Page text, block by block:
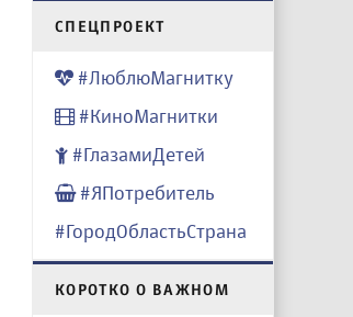
CПЕЦПРОЕКТ
#ЛюблюМагнитку
#КиноМагнитки
#ГлазамиДетей
#ЯПотребитель
#ГородОбластьСтрана
КОРОТКО О ВАЖНОМ